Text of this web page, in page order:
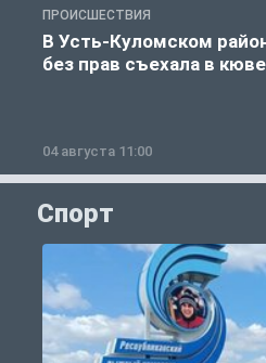
ПРОИСШЕСТВИЯ
В Усть-Куломском
без прав съехала в
04 августа 11:00
Спорт